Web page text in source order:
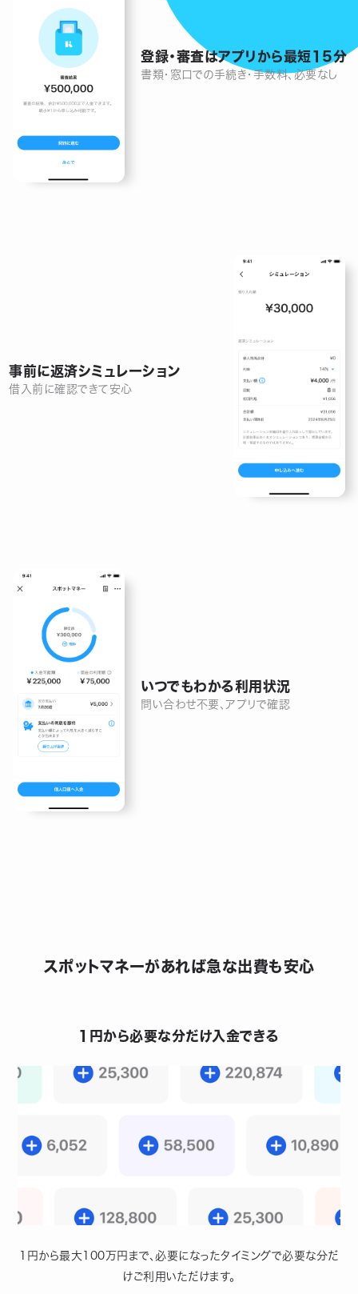
登録・審査はアプリから最短15分
書類・窓口での手続き・手数料、必要なし
事前に返済シミュレーション
借入前に確認できて安心
いつでもわかる利用状況
問い合わせ不要、アプリで確認
スポットマネーがあれば急な出費も安心
1円から必要な分だけ入金できる
1円から最大100万円まで、必要になったタイミングで必要な分だ
けご利用いただけます。